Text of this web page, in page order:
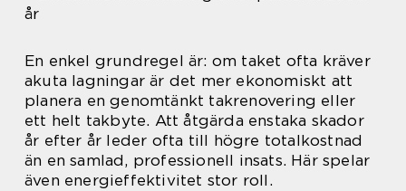
år
En enkel grundregel är: om taket ofta kräver
akuta lagningar är det mer ekonomiskt att
planera en genomtänkt takrenovering eller
ett helt takbyte. Att åtgärda enstaka skador
år efter år leder ofta till högre totalkostnad
än en samlad, professionell insats. Här spelar
även energieffektivitet stor roll.